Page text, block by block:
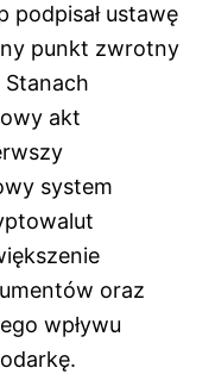
podpisał ustawę
punkt zwrotny
akt
system
oraz
wpływu